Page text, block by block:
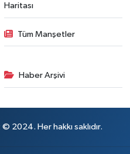
Haritası
Tüm Manşetler
Haber Arşivi
2024. Her hakkı saklıdır.